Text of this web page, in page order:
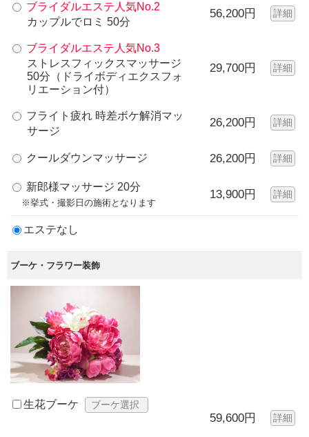
ブライダルエステ人気No.2
カップルでロミ 50分
56,200円 詳細
ブライダルエステ人気No.3
ストレスフィックスマッサージ
50分（ドライボディエクスフォ
リエーション付）
29,700円 詳細
フライト疲れ 時差ボケ解消マッ
サージ
26,200円 詳細
クールダウンマッサージ 26,200円 詳細
新郎様マッサージ 20分
※挙式・撮影日の施術となります
13,900円 詳細
エステなし
ブーケ・フラワー装飾
生花ブーケ ブーケ選択
59,600円 詳細